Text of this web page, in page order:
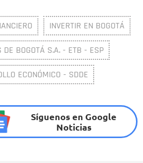
INVERTIR EN BOGOTÁ
DE BOGOTÁ S.A. - ETB - ESP
ECONÓMICO - SDDE
Síguenos en Google
Noticias